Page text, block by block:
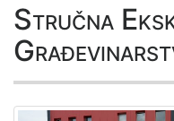
Stručna